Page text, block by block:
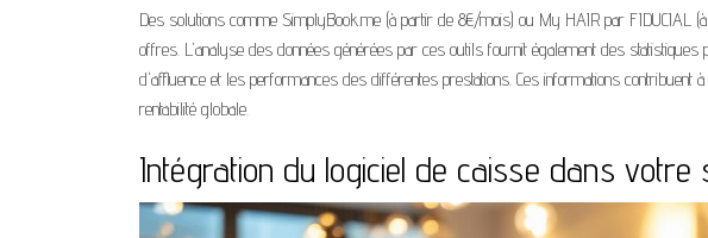
Des solutions comme SimplyBook.me (à partir de 8€/mois) ou My HAIR par FIDUCIAL
offres. L'analyse des données générées par ces outils fournit également des
d'affluence et les performances des différentes prestations. Ces informations
rentabilité globale.
Intégration du logiciel de caisse dans